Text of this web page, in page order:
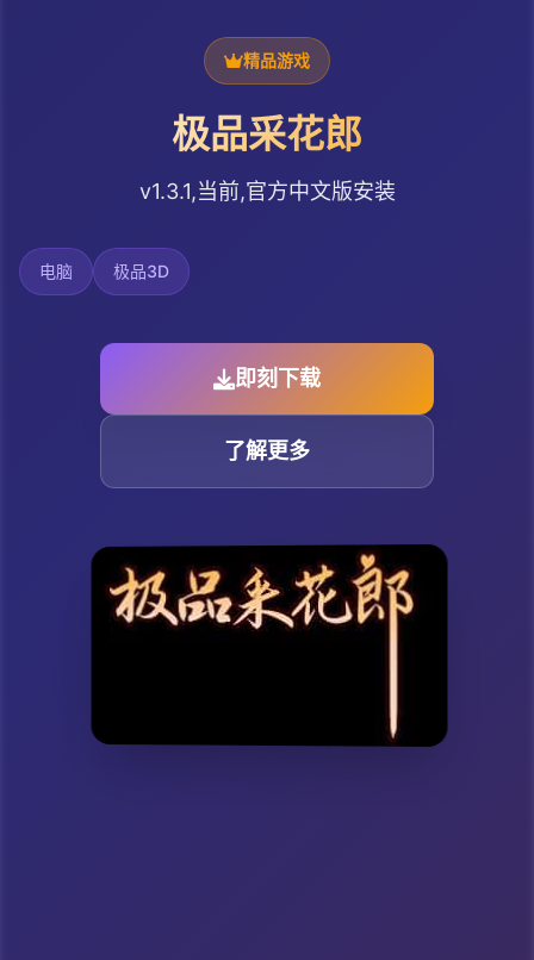
精品游戏
极品采花郎
v1.3.1,当前,官方中文版安装
电脑 极品3D
即刻下载
了解更多